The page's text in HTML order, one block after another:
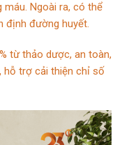
máu. Ngoài ra, có thể
định đường huyết.
từ thảo dược, an toàn,
hỗ trợ cải thiện chỉ số